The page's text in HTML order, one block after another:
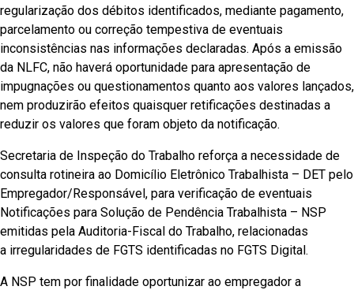
regularização dos débitos identificados, mediante pagamento,
parcelamento ou correção tempestiva de eventuais
inconsistências nas informações declaradas. Após a emissão
da NLFC, não haverá oportunidade para apresentação de
impugnações ou questionamentos quanto aos valores lançados,
nem produzirão efeitos quaisquer retificações destinadas a
reduzir os valores que foram objeto da notificação.
Secretaria de Inspeção do Trabalho reforça a necessidade de
consulta rotineira ao Domicílio Eletrônico Trabalhista – DET pelo
Empregador/Responsável, para verificação de eventuais
Notificações para Solução de Pendência Trabalhista – NSP
emitidas pela Auditoria-Fiscal do Trabalho, relacionadas
a irregularidades de FGTS identificadas no FGTS Digital.
A NSP tem por finalidade oportunizar ao empregador a